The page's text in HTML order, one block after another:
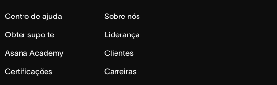
Centro de ajuda
Obter suporte
Asana Academy
Certificações
Sobre nós
Liderança
Clientes
Carreiras